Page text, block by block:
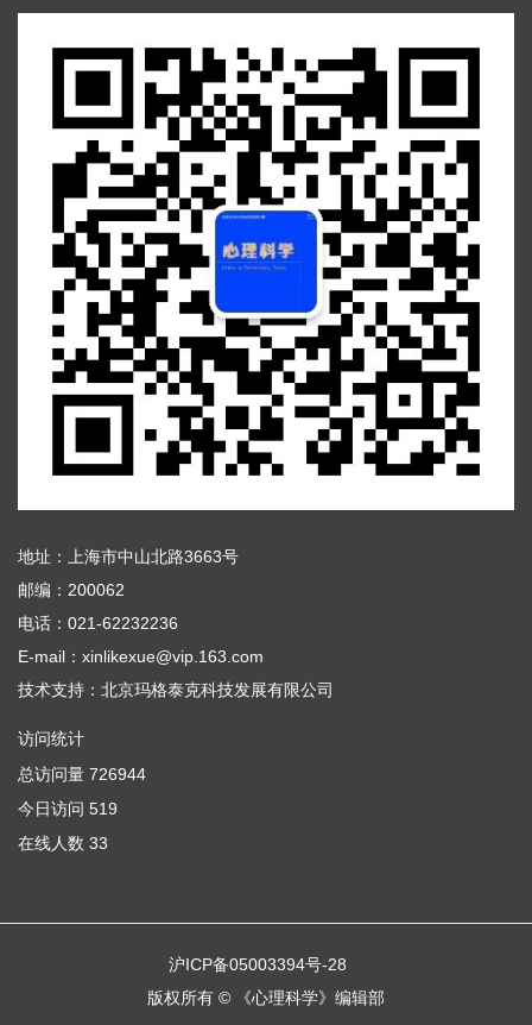
地址：上海市中山北路3663号
邮编：200062
电话：021-62232236
E-mail：xinlikexue@vip.163.com
技术支持： 北京玛格泰克科技发展有限公司
访问统计
总访问量 726944
今日访问 519
在线人数 33
沪ICP备05003394号-28
版权所有 © 《心理科学》编辑部